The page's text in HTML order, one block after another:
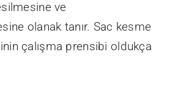
ve
olanak tanır. Sac kesme
çalışma prensibi oldukça